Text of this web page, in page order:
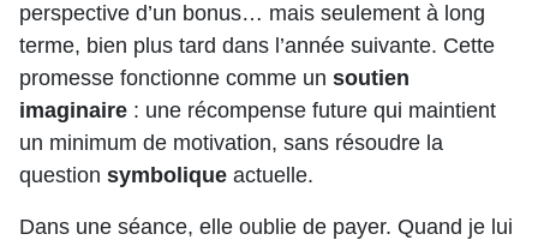
perspective d’un bonus… mais seulement à long
terme, bien plus tard dans l’année suivante. Cette
promesse fonctionne comme un soutien
imaginaire : une récompense future qui maintient
un minimum de motivation, sans résoudre la
question symbolique actuelle.
Dans une séance, elle oublie de payer. Quand je lui